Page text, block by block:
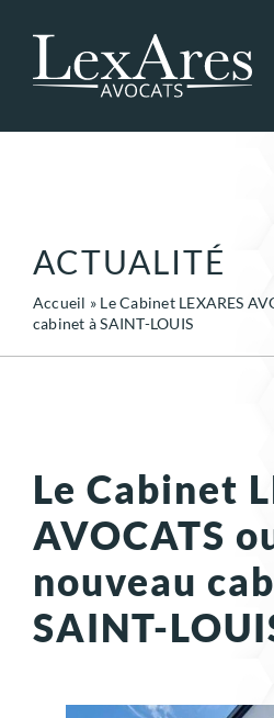
ACTUALITÉ
Accueil » Le Cabinet LEXARES
cabinet à SAINT-LOUIS
Le Cabinet
AVOCATS
nouveau
SAINT-